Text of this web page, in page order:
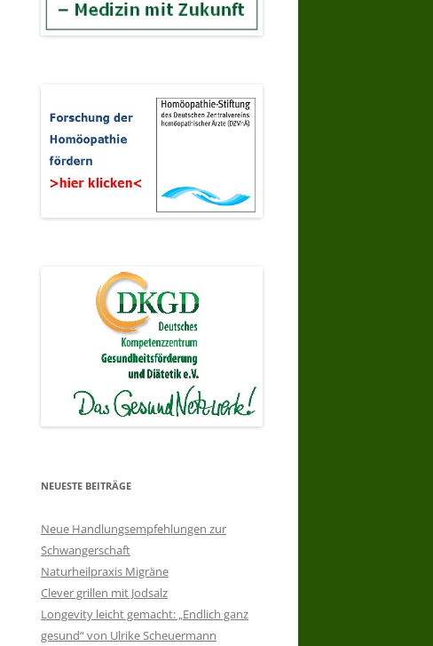
NEUESTE BEITRÄGE
Neue Handlungsempfehlungen zur
Schwangerschaft
Naturheilpraxis Migräne
Clever grillen mit Jodsalz
Longevity leicht gemacht: „Endlich ganz
gesund“ von Ulrike Scheuermann